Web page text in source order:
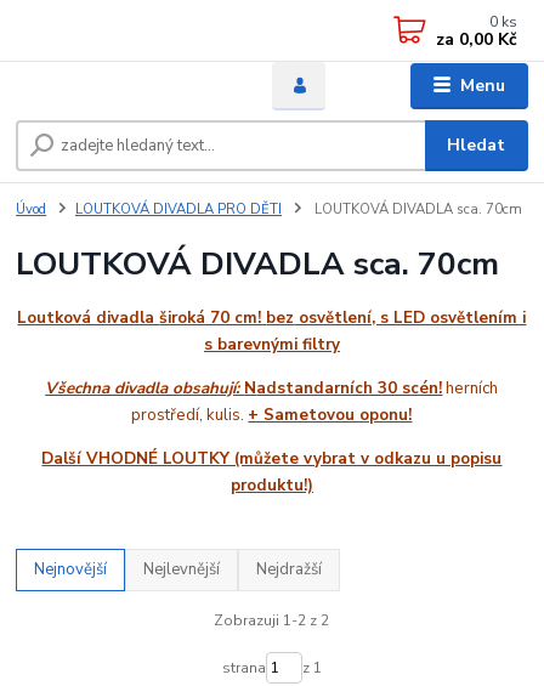
Menu
Hledat
0 ks
za 0,00 Kč
Úvod LOUTKOVÁ DIVADLA PRO DĚTI LOUTKOVÁ DIVADLA sca. 70cm
LOUTKOVÁ DIVADLA sca. 70cm
Loutková divadlaširoká 70 cm! bez osvětlení, s LED osvětlením i
s barevnými filtry
Všechna divadla obsahují: Nadstandarních 30 scén!herních
prostředí, kulis. + Sametovou oponu!
Další VHODNÉ LOUTKY (můžete vybrat v odkazu u popisu
produktu!)
Nejnovější Nejlevnější Nejdražší
Zobrazuji 1-2 z 2
strana z 1